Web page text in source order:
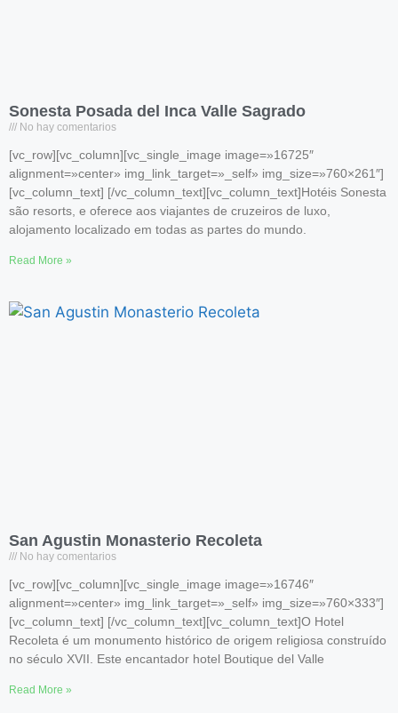
Sonesta Posada del Inca Valle Sagrado
No hay comentarios
[vc_row][vc_column][vc_single_image image=»16725″
alignment=»center» img_link_target=»_self» img_size=»760×261″]
[vc_column_text] [/vc_column_text][vc_column_text]Hotéis Sonesta
são resorts, e oferece aos viajantes de cruzeiros de luxo,
alojamento localizado em todas as partes do mundo.
Read More »
San Agustin Monasterio Recoleta
No hay comentarios
[vc_row][vc_column][vc_single_image image=»16746″
alignment=»center» img_link_target=»_self» img_size=»760×333″]
[vc_column_text] [/vc_column_text][vc_column_text]O Hotel
Recoleta é um monumento histórico de origem religiosa construído
no século XVII. Este encantador hotel Boutique del Valle
Read More »